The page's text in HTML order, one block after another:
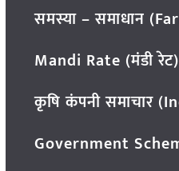
समस्या – समाधान
Mandi Rate (मंडी रेट)
कृषि कंपनी समाचार
Government